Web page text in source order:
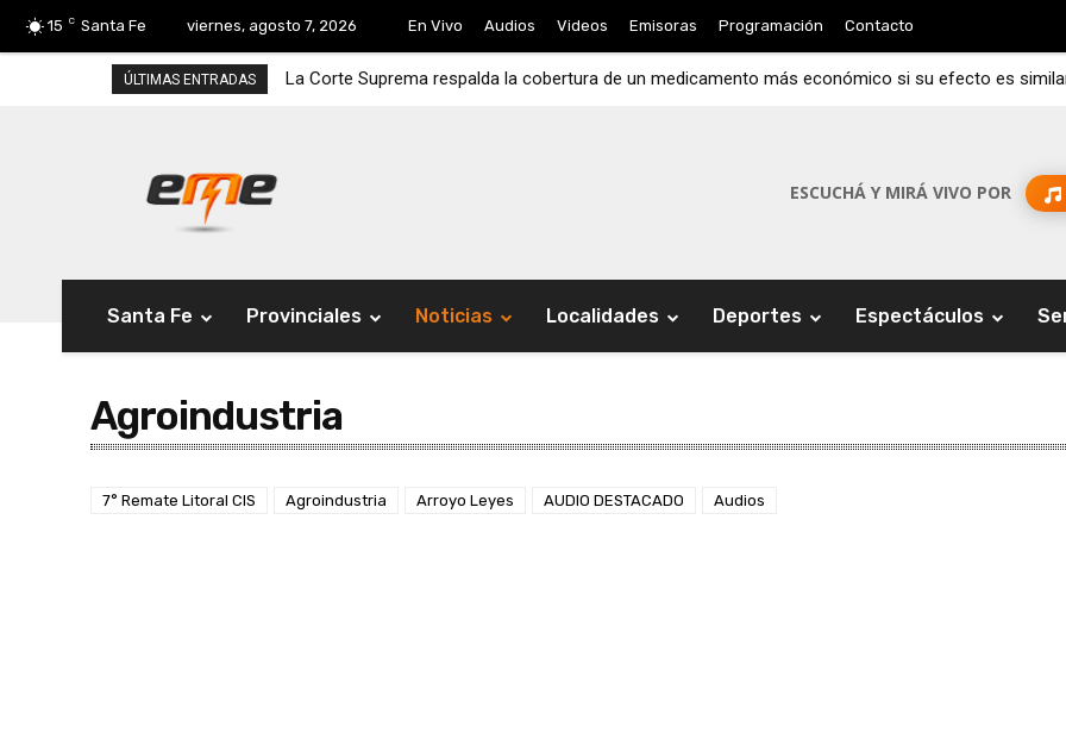
15 C Santa Fe viernes, agosto 7, 2026 En Vivo Audios Videos Emisoras Programación Contacto
ÚLTIMAS ENTRADAS La Corte Suprema respalda la cobertura de un medicamento más económico si su efecto es
ESCUCHÁ Y MIRÁ VIVO POR
Santa Fe Provinciales Noticias Localidades Deportes Espectáculos
Agroindustria
7° Remate Litoral CIS Agroindustria Arroyo Leyes AUDIO DESTACADO Audios